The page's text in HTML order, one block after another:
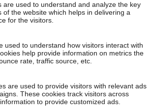
are used to understand and analyze the key
of the website which helps in delivering a
for the visitors.
used to understand how visitors interact with
help provide information on metrics the
rate, traffic source, etc.
are used to provide visitors with relevant ads
These cookies track visitors across
to provide customized ads.